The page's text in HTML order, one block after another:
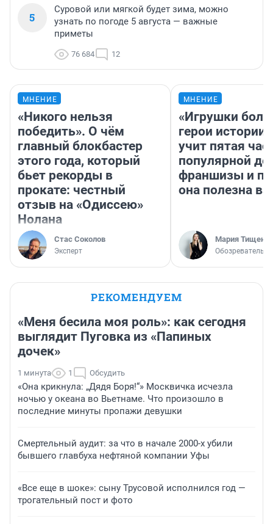
5
Суровой или мягкой будет зима, можно
узнать по погоде 5 августа — важные
приметы
76 684 12
МНЕНИЕ
«Никого нельзя
победить». О чём
главный блокбастер
этого года, который
бьет рекорды в
прокате: честный
отзыв на «Одиссею»
Нолана
Стас Соколов
Эксперт
МНЕНИЕ
«Игрушки
герои
учит пятая
популярной
франшизы и
она полезна
Мария Тищенко
Обозреватель
РЕКОМЕНДУЕМ
«Меня бесила моя роль»: как сегодня
выглядит Пуговка из «Папиных
дочек»
1 минута 1 Обсудить
«Она крикнула: „Дядя Боря!“» Москвичка исчезла
ночью у океана во Вьетнаме. Что произошло в
последние минуты пропажи девушки
Смертельный аудит: за что в начале 2000-х убили
бывшего главбуха нефтяной компании Уфы
«Все еще в шоке»: сыну Трусовой исполнился год —
трогательный пост и фото